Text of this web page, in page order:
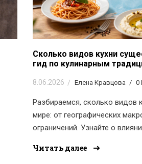
Сколько видов кухни
гид по кулинарным
8.06.2026 Елена Кравцова 0
Разбираемся, сколько видов
мире: от географических
ограничений. Узнайте о
Читать далее